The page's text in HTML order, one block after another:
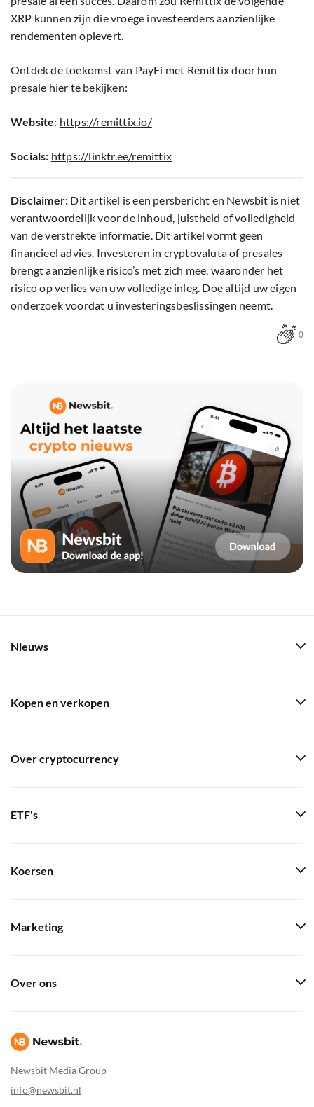
XRP kunnen zijn die vroege investeerders aanzienlijke
rendementen oplevert.
Ontdek de toekomst van PayFi met Remittix door hun
presale hier te bekijken:
Website: https://remittix.io/
Socials: https://linktr.ee/remittix
Disclaimer: Dit artikel is een persbericht en Newsbit is niet
verantwoordelijk voor de inhoud, juistheid of volledigheid
van de verstrekte informatie. Dit artikel vormt geen
financieel advies. Investeren in cryptovaluta of presales
brengt aanzienlijke risico’s met zich mee, waaronder het
risico op verlies van uw volledige inleg. Doe altijd uw eigen
onderzoek voordat u investeringsbeslissingen neemt.
0
Newsbit Media Group
info@newsbit.nl
Nieuws
Kopen en verkopen
Over cryptocurrency
ETF's
Koersen
Marketing
Over ons